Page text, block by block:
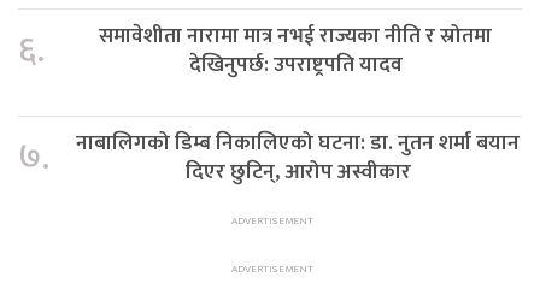
६.
समावेशीता नारामा मात्र नभई राज्यका नीति र स्रोतमा
देखिनुपर्छ: उपराष्ट्रपति यादव
७.
नाबालिगको डिम्ब निकालिएको घटना: डा. नुतन शर्मा बयान
दिएर छुटिन्, आरोप अस्वीकार